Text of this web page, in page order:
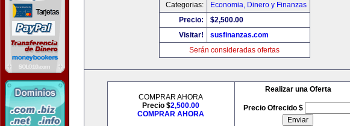
Categorias:
Economia, Dinero y Finanzas
Precio:
$2,500.00
Visitar!
susfinanzas.com
Serán consideradas ofertas
COMPRAR AHORA
Precio $2,500.00
COMPRAR AHORA
Realizar una Oferta
Precio Ofrecido $